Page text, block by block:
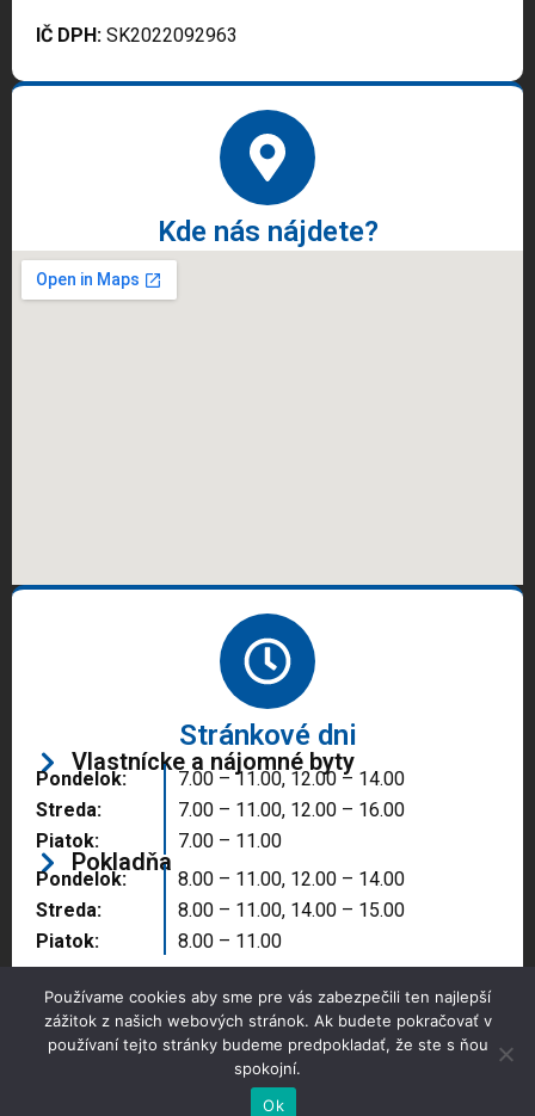
IČ DPH: SK2022092963
Kde nás nájdete?
Stránkové dni
Vlastnícke a nájomné byty
Pondelok:
Streda:
Piatok:
7.00 – 11.00, 12.00 – 14.00
7.00 – 11.00, 12.00 – 16.00
7.00 – 11.00
Pokladňa
Pondelok:
Streda:
Piatok:
8.00 – 11.00, 12.00 – 14.00
8.00 – 11.00, 14.00 – 15.00
8.00 – 11.00
Copyright © 2025 Správa majetku mesta, n.o.,
Partizánske
Používame cookies aby sme pre vás zabezpečili ten najlepší
zážitok z našich webových stránok. Ak budete pokračovať v
používaní tejto stránky budeme predpokladať, že ste s ňou
spokojní.
Ok